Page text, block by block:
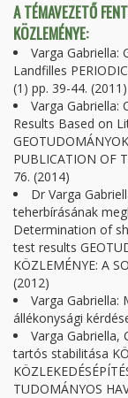
A TÉMAVEZETŐ
KÖZLEMÉNYE:
Varga Gabriella:
Landfilles
(1) pp. 39-44. (2011)
Varga Gabriella:
Results Based on
PUBLICATION OF
76. (2014)
Dr Varga
teherbírásának
Determination of
test results
KÖZLEMÉNYE: A
(2012)
Varga Gabriella:
állékonysági
Varga Gabriella,
tartós stabilitása
TUDOMÁNYOS